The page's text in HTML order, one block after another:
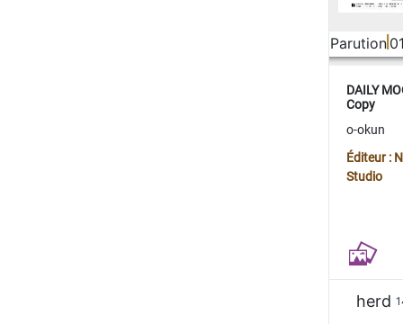
Parution
DAILY
Copy
o-okun
Éditeur :
Studio
herd